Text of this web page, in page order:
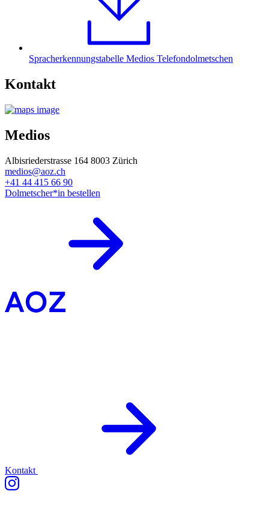
Spracherkennungstabelle Medios Telefondolmetschen
Kontakt
Medios
Albisriederstrasse 164 8003 Zürich
medios@aoz.ch
+41 44 415 66 90
Dolmetscher*in bestellen
Kontakt